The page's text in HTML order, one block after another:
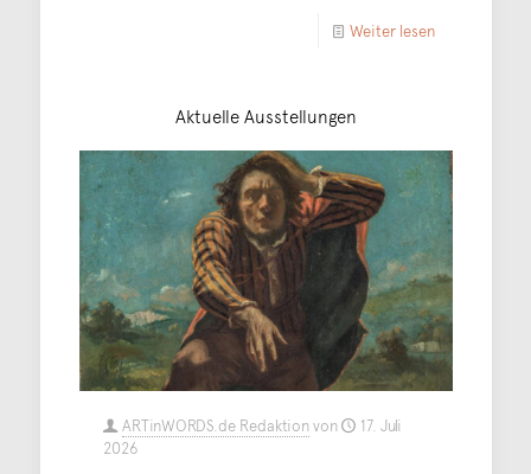
Weiter lesen
Aktuelle Ausstellungen
ARTinWORDS.de Redaktionvon
17. Juli
2026